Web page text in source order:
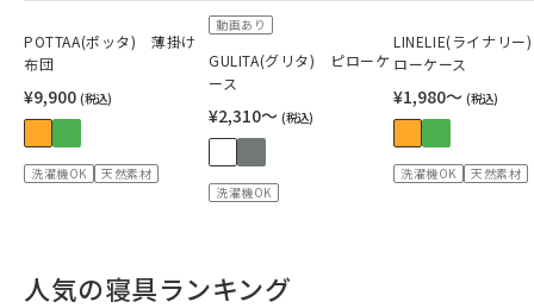
POTTAA(ポッタ) 薄掛け
布団
¥9,900 (税込)
洗濯機OK 天然素材
動画あり
GULITA(グリタ) ピローケ
ース
¥2,310〜 (税込)
洗濯機OK
LINELIE(ライナリ
ローケース
¥1,980〜 (税込)
洗濯機OK 天然素材
人気の寝具ランキング